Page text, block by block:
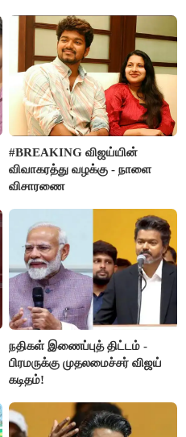
FSSAI தடை
#BREAKING விஜய்யின்
விவாகரத்து வழக்கு - நாளை
விசாரணை
நதிகள் இணைப்புத் திட்டம் -
பிரமருக்கு முதலமைச்சர் விஜய்
கடிதம்!